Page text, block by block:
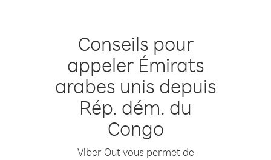
Conseils pour
appeler Émirats
arabes unis depuis
Rép. dém. du
Congo
Viber Out vous permet de